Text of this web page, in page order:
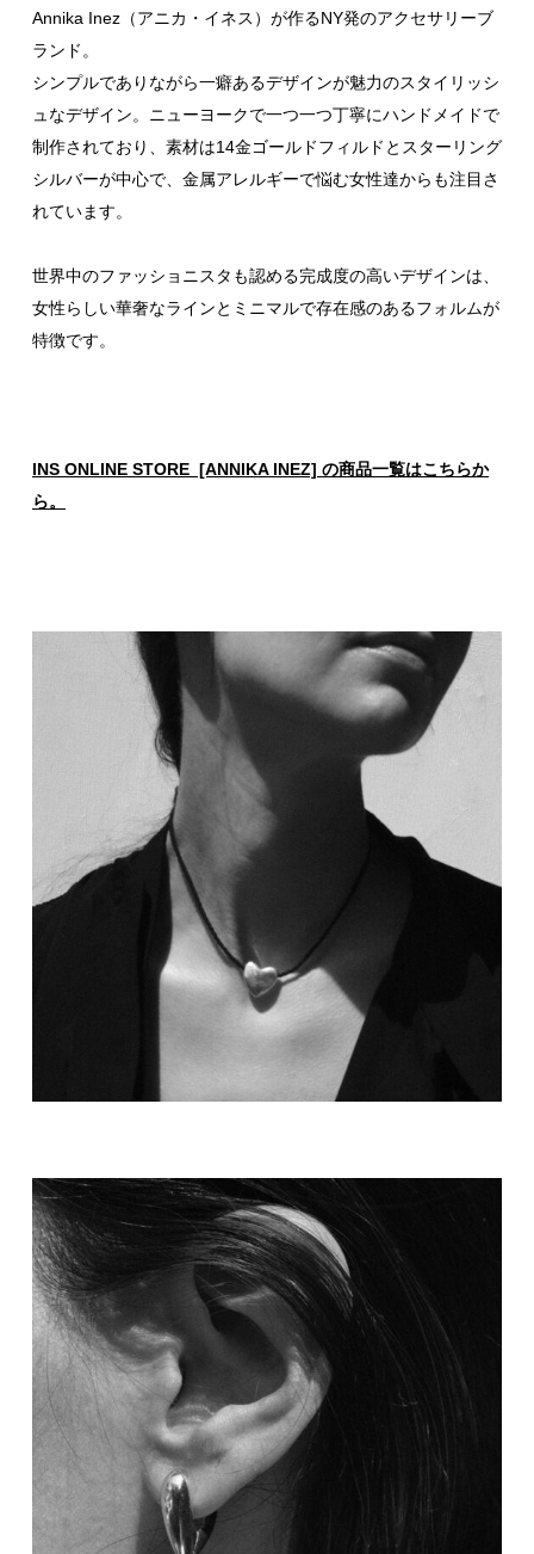
Annika Inez（アニカ・イネス）が作るNY発のアクセサリーブ
ランド。
シンプルでありながら一癖あるデザインが魅力のスタイリッシ
ュなデザイン。ニューヨークで一つ一つ丁寧にハンドメイドで
制作されており、素材は14金ゴールドフィルドとスターリング
シルバーが中心で、金属アレルギーで悩む女性達からも注目さ
れています。
世界中のファッショニスタも認める完成度の高いデザインは、
女性らしい華奢なラインとミニマルで存在感のあるフォルムが
特徴です。
INS ONLINE STORE [ANNIKA INEZ] の商品一覧はこちらか
ら。